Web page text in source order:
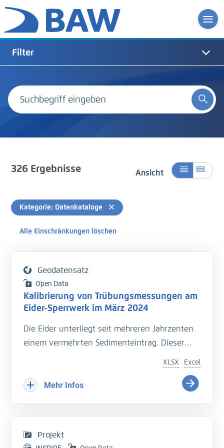
Filter
326Ergebnisse Ansicht
Kategorie: Datenkataloge
Alle Einschränkungen löschen
Geodatensatz
Open Data
Kalibrierung von Trübungsmessungen am
Eider-Sperrwerk im März 2024
Die Eider unterliegt seit mehreren Jahrzenten
einem vermehrten Sedimenteintrag. Dieser
Hinterlandes so wie die Schiffbarkeit des
Bundeswasserstraße.
der Entwässerung des Hinterlandes führt. Das
Excel
XLSX
Mehr Infos
Projekt